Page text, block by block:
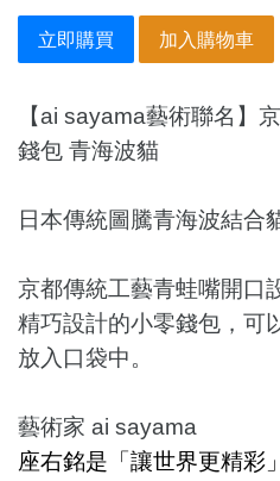
立即購買 加入購物車
【ai sayama藝術聯名】
錢包 青海波貓
日本傳統圖騰青海波結合
京都傳統工藝青蛙嘴開口
精巧設計的小零錢包，可
放入口袋中。
藝術家 ai sayama
座右銘是「讓世界更精彩